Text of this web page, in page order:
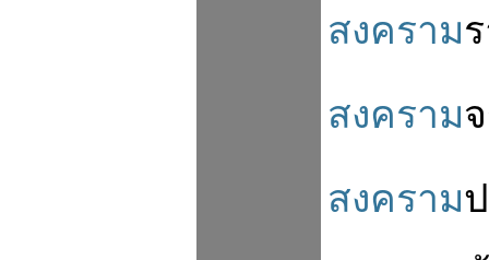
สงคราม
สงคราม
สงคราม